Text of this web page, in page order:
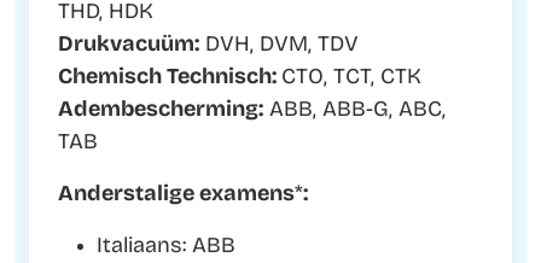
THD, HDK
Drukvacuüm: DVH, DVM, TDV
Chemisch Technisch: CTO, TCT, CTK
Adembescherming: ABB, ABB-G, ABC,
TAB
Anderstalige examens*:
Italiaans: ABB